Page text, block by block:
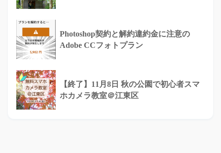
Photoshop契約と解約違約金に注意の
Adobe CCフォトプラン
【終了】11月8日 秋の公園で初心者スマ
ホカメラ教室＠江東区